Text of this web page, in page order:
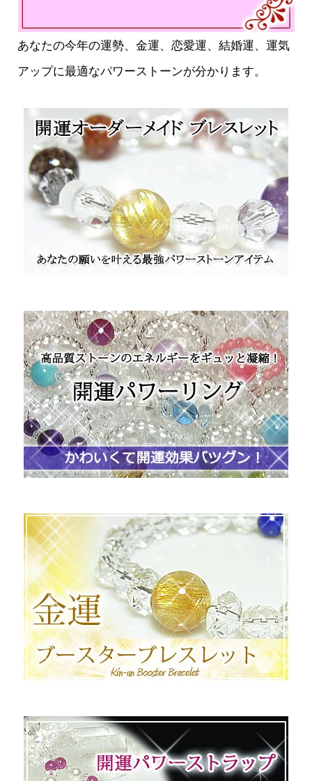
あなたの今年の運勢、金運、恋愛運、結婚運、運気
アップに最適なパワーストーンが分かります。